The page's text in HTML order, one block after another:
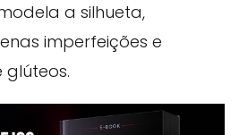
a silhueta,
imperfeições e